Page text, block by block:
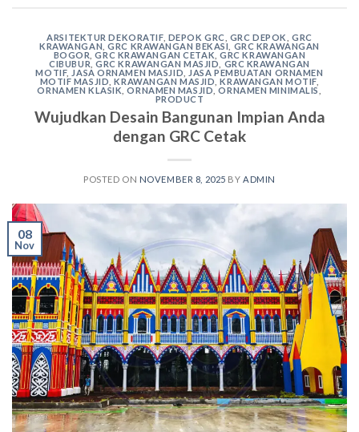
ARSITEKTUR DEKORATIF, DEPOK GRC GRC DEPOK
GRC
KRAWANGAN ,GRC KRAWANGAN BEKASI
GRC KRAWANGAN
BOGOR ,GRC KRAWANGAN CETAK ,GRC KRAWANGAN
CIBUBUR ,GRC KRAWANGAN MASJID
GRC KRAWANGAN
MOTIF, JASA ORNAMEN MASJID
JASA PEMBUATAN ORNAMEN
MOTIF MASJID ,KRAWANGAN MASJID ,KRAWANGAN MOTIF,
ORNAMEN KLASIK ,ORNAMEN MASJID ,ORNAMEN MINIMALIS
PRODUCT
Wujudkan Desain Bangunan Impian Anda
dengan GRC Cetak
POSTED ON NOVEMBER 8, 2025 BY ADMIN
08
Nov